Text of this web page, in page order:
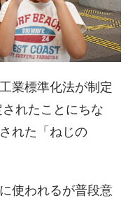
業標準化法が制定
れたことにちな
れた「ねじの
使われるが普段意